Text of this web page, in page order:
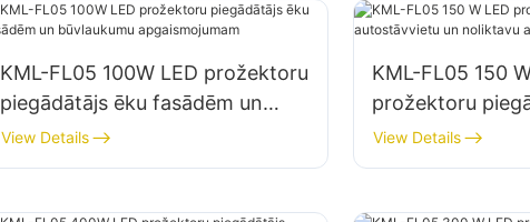
KML-FL05 100W LED prožektoru
piegādātājs ēku fasādēm un
būvlaukumu apgaismojumam
View Details
KML-FL05 150
prožektoru
autostāvvietu un
apgaismojumam
View Details